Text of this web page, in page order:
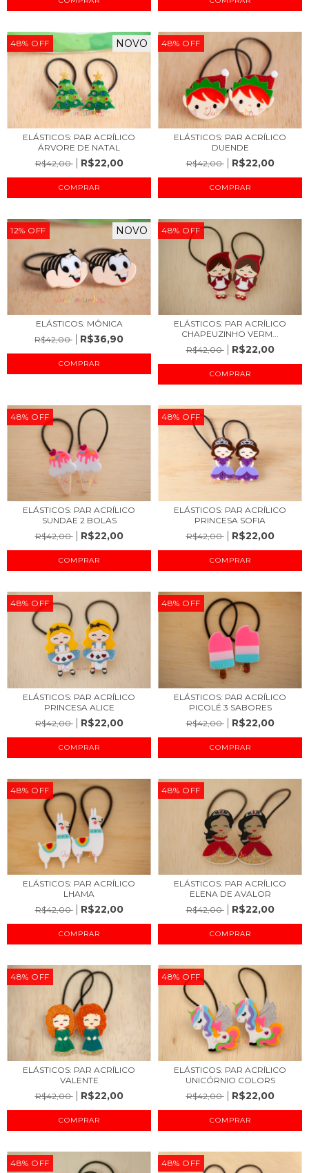
48% OFF NOVO
ELÁSTICOS: PAR ACRÍLICO
ÁRVORE DE NATAL
R$42,00
R$22,00
48% OFF
ELÁSTICOS: PAR ACRÍLICO
DUENDE
R$42,00
R$22,00
12% OFF NOVO
ELÁSTICOS: MÔNICA
R$42,00
R$36,90
48% OFF
ELÁSTICOS: PAR ACRÍLICO
CHAPEUZINHO VERM...
R$42,00
R$22,00
48% OFF
ELÁSTICOS: PAR ACRÍLICO
SUNDAE 2 BOLAS
R$42,00
R$22,00
48% OFF
ELÁSTICOS: PAR ACRÍLICO
PRINCESA SOFIA
R$42,00
R$22,00
48% OFF
ELÁSTICOS: PAR ACRÍLICO
PRINCESA ALICE
R$42,00
R$22,00
48% OFF
ELÁSTICOS: PAR ACRÍLICO
PICOLÉ 3 SABORES
R$42,00
R$22,00
48% OFF
ELÁSTICOS: PAR ACRÍLICO
LHAMA
R$42,00
R$22,00
48% OFF
ELÁSTICOS: PAR ACRÍLICO
ELENA DE AVALOR
R$42,00
R$22,00
48% OFF
ELÁSTICOS: PAR ACRÍLICO
VALENTE
R$42,00
R$22,00
48% OFF
ELÁSTICOS: PAR ACRÍLICO
UNICÓRNIO COLORS
R$42,00
R$22,00
48% OFF 48% OFF